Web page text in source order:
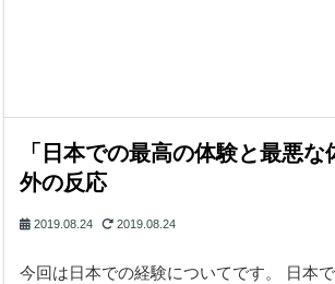
「日本での最高の体験と最悪
外の反応
2019.08.24 2019.08.24
今回は日本での経験についてです。 日本